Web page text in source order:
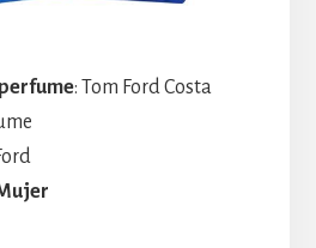
: Tom Ford Costa